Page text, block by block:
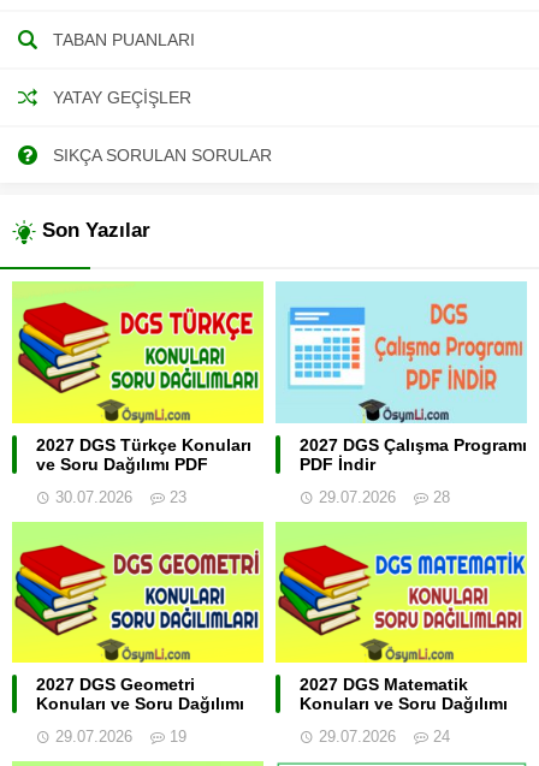
TABAN PUANLARI
YATAY GEÇIŞLER
SIKÇA SORULAN SORULAR
Son Yazılar
2027 DGS Türkçe Konuları
ve Soru Dağılımı PDF
30.07.2026 23
2027 DGS Çalışma Programı
PDF İndir
29.07.2026 28
2027 DGS Geometri
Konuları ve Soru Dağılımı
29.07.2026 19
2027 DGS Matematik
Konuları ve Soru Dağılımı
29.07.2026 24